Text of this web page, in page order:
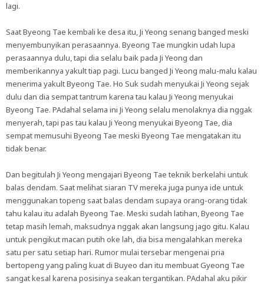
lagi.
Saat Byeong Tae kembali ke desa itu, Ji Yeong senang banged meski
menyembunyikan perasaannya. Byeong Tae mungkin udah lupa
perasaannya dulu, tapi dia selalu baik pada Ji Yeong dan
memberikannya yakult tiap pagi. Lucu banged Ji Yeong malu-malu kalau
menerima yakult Byeong Tae. Ho Suk sudah menyukai Ji Yeong sejak
dulu dan dia sempat tantrum karena tau kalau Ji Yeong menyukai
Byeong Tae. PAdahal selama ini Ji Yeong selalu menolaknya dia nggak
menyerah, tapi pas tau kalau Ji Yeong menyukai Byeong Tae, dia
sempat memusuhi Byeong Tae meski Byeong Tae mengatakan itu
tidak benar.
Dan begitulah Ji Yeong mengajari Byeong Tae teknik berkelahi untuk
balas dendam. Saat melihat siaran TV mereka juga punya ide untuk
menggunakan topeng saat balas dendam supaya orang-orang tidak
tahu kalau itu adalah Byeong Tae. Meski sudah latihan, Byeong Tae
tetap masih lemah, maksudnya nggak akan langsung jago gitu. Kalau
untuk pengikut macan putih oke lah, dia bisa mengalahkan mereka
satu per satu setiap hari. Rumor mulai tersebar mengenai pria
bertopeng yang paling kuat di Buyeo dan itu membuat Gyeong Tae
sangat kesal karena posisinya seakan tergantikan. PAdahal aku pikir